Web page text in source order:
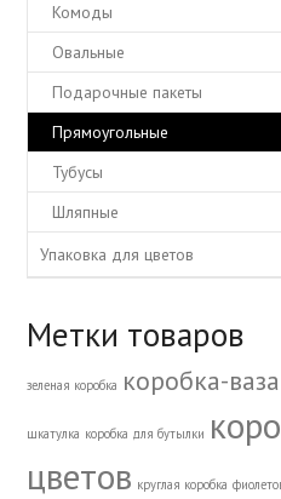
Комоды
Овальные
Подарочные пакеты
Прямоугольные
Тубусы
Шляпные
Упаковка для цветов
Метки товаров
зеленая коробка коробка-ваза
шкатулка коробка для бутылки
цветов круглая коробка